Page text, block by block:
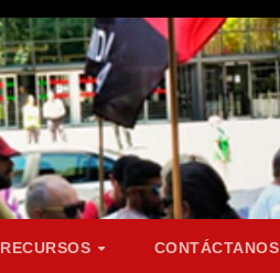
RECURSOS CONTÁCTANOS